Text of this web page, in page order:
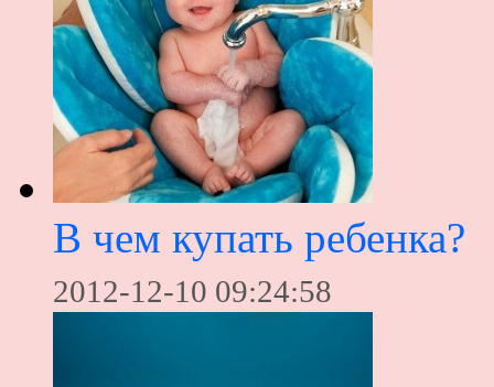
В чем купать ребенка?
2012-12-10 09:24:58